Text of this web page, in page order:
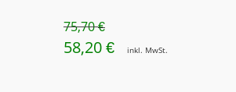
75,70€
URSPRÜNGLICHER
58,20 €AKTUELLER
inkl. MwSt.